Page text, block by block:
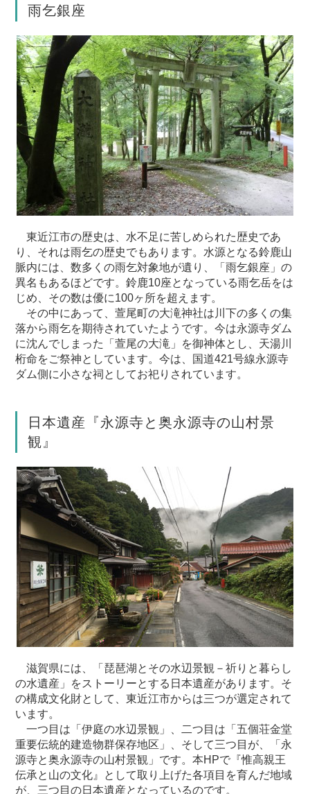
雨乞銀座
東近江市の歴史は、水不足に苦しめられた歴史であ
り、それは雨乞の歴史でもあります。水源となる鈴鹿山
脈内には、数多くの雨乞対象地が遺り、「雨乞銀座」の
異名もあるほどです。鈴鹿10座となっている雨乞岳をは
じめ、その数は優に100ヶ所を超えます。
その中にあって、萱尾町の大滝神社は川下の多くの集
落から雨乞を期待されていたようです。今は永源寺ダム
に沈んでしまった「萱尾の大滝」を御神体とし、天湯川
桁命をご祭神としています。今は、国道421号線永源寺
ダム側に小さな祠としてお祀りされています。
日本遺産『永源寺と奥永源寺の山村景
観』
滋賀県には、「琵琶湖とその水辺景観－祈りと暮らし
の水遺産」をストーリーとする日本遺産があります。そ
の構成文化財として、東近江市からは三つが選定されて
います。
一つ目は「伊庭の水辺景観」、二つ目は「五個荘金堂
重要伝統的建造物群保存地区」、そして三つ目が、「永
源寺と奥永源寺の山村景観」です。本HPで『惟高親王
伝承と山の文化』として取り上げた各項目を育んだ地域
が、三つ目の日本遺産となっているのです。